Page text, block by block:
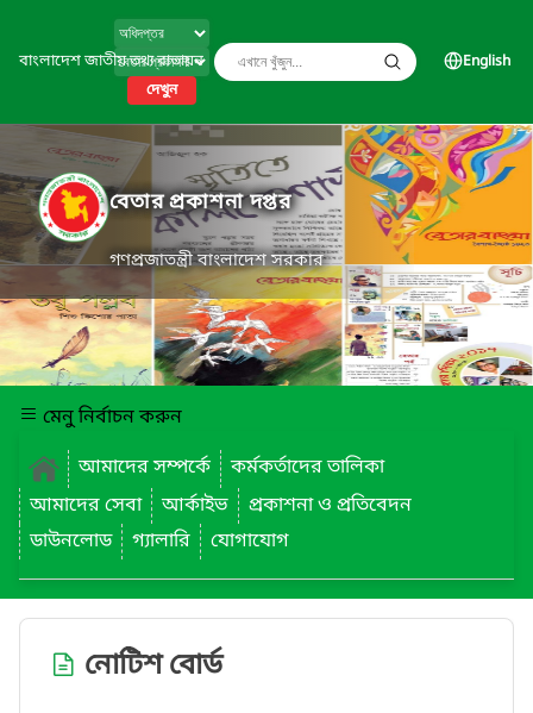
বাংলাদেশ জাতীয় তথ্য বাতায়ন
দেখুন
English
বেতার প্রকাশনা দপ্তর
গণপ্রজাতন্ত্রী বাংলাদেশ সরকার
মেনু নির্বাচন করুন
আমাদের সম্পর্কে
কর্মকর্তাদের তালিকা
আমাদের সেবা
আর্কাইভ
প্রকাশনা ও প্রতিবেদন
ডাউনলোড
গ্যালারি যোগাযোগ
নোটিশ বোর্ড